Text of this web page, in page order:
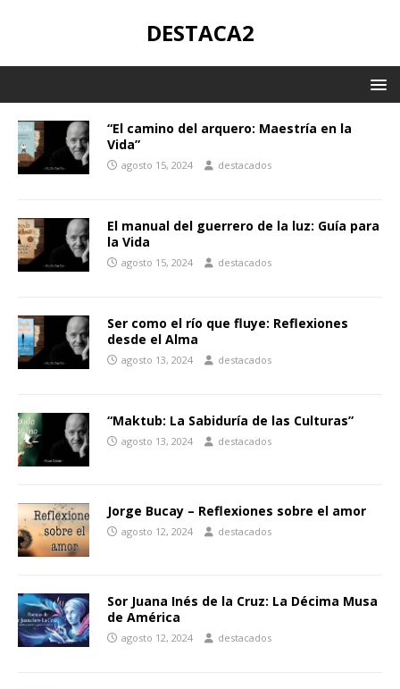
DESTACA2
“El camino del arquero: Maestría en la
Vida”
agosto 15, 2024 destacados
El manual del guerrero de la luz: Guía para
la Vida
agosto 15, 2024 destacados
Ser como el río que fluye: Reflexiones
desde el Alma
agosto 13, 2024 destacados
“Maktub: La Sabiduría de las Culturas”
agosto 13, 2024 destacados
Jorge Bucay – Reflexiones sobre el amor
agosto 12, 2024 destacados
Sor Juana Inés de la Cruz: La Décima Musa
de América
agosto 12, 2024 destacados